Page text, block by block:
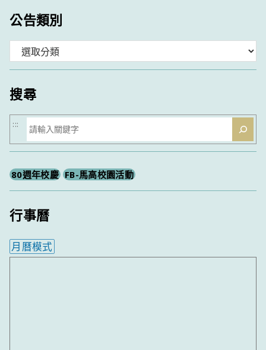
公告類別
類
搜尋
搜
尋
:::
80週年校慶 FB-馬高校園活動
行事曆
月曆模式